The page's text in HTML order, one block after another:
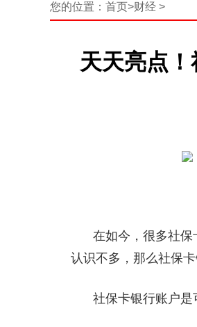
您的位置： 首页>财经 >
天天亮点
在如今，很多社
认识不多，那么社保
社保卡银行账户是